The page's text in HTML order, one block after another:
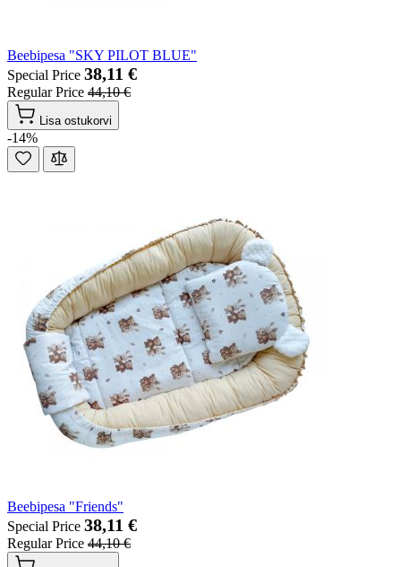
Beebipesa "SKY PILOT BLUE"
Special Price 38,11 €
Regular Price 44,10 €
Lisa ostukorvi
-14%
Beebipesa "Friends"
Special Price 38,11 €
Regular Price 44,10 €